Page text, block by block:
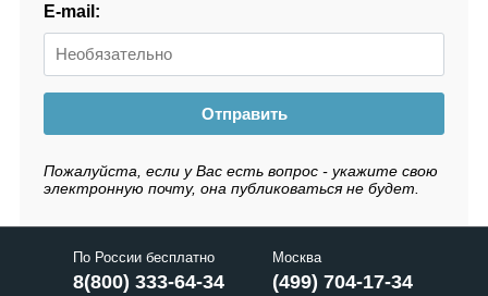
E-mail:
Отправить
Пожалуйста, если у Вас есть вопрос - укажите свою
электронную почту, она публиковаться не будет.
По России бесплатно
8(800) 333-64-34
Москва
(499) 704-17-34